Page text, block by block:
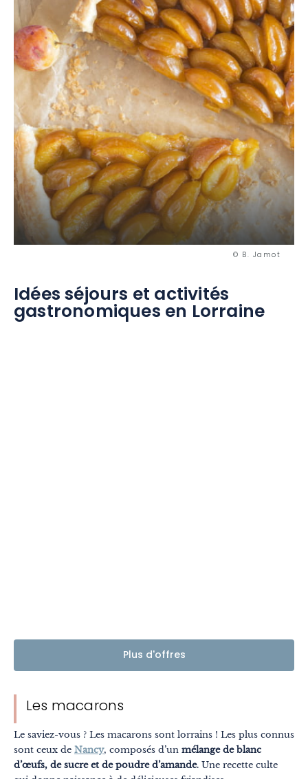
© B. Jamot
Idées séjours et activités
gastronomiques en Lorraine
Plus d'offres
Les macarons
Le saviez-vous ? Les macarons sont lorrains ! Les plus connus
sont ceux de Nancy, composés d’un mélange de blanc
d’œufs, de sucre et de poudre d’amande. Une recette culte